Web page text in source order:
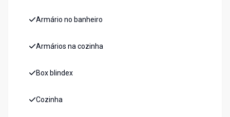
Armário no banheiro
Armários na cozinha
Box blindex
Cozinha